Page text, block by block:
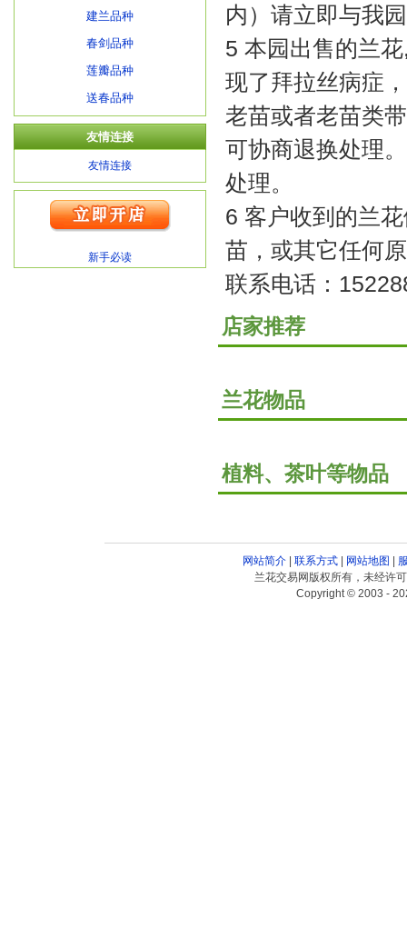
建兰品种
春剑品种
莲瓣品种
送春品种
友情连接
友情连接
新手必读
内）请立即与我
5 本园出售的兰
现了拜拉丝病症
老苗或者老苗类
可协商退换处理
处理。
6 客户收到的兰
苗，或其它任何
联系电话：
店家推荐
兰花物品
植料、茶叶等物品
网站简介| 联系方式| 网站地图 |
兰花交易网版权所有，未经许
Copyright © 2003 -